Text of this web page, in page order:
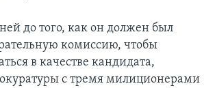
до того, как он должен был
комиссию, чтобы
в качестве кандидата,
с тремя милиционерами